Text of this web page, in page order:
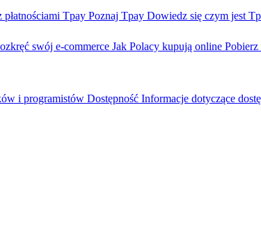
płatnościami Tpay Poznaj Tpay Dowiedz się czym jest
swój e-commerce Jak Polacy kupują online Pobierz
i programistów Dostępność Informacje dotyczące